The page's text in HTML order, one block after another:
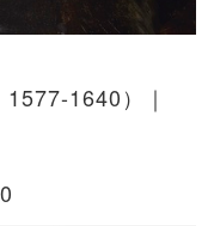
1640）｜